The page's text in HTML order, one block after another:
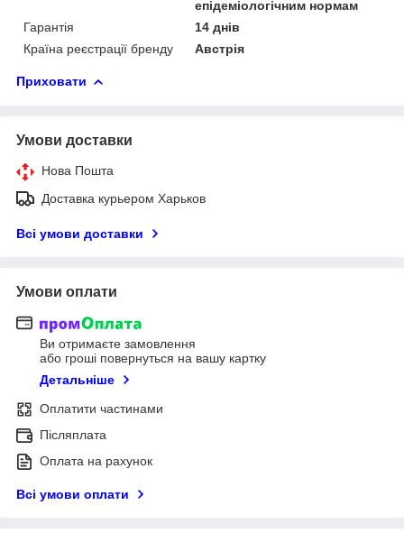
епідеміологічним нормам
Гарантія
14 днів
Країна реєстрації бренду
Австрія
Приховати
Умови доставки
Нова Пошта
Доставка курьером Харьков
Всі умови доставки
Умови оплати
Ви отримаєте замовлення
або гроші повернуться на вашу картку
Детальніше
Оплатити частинами
Післяплата
Оплата на рахунок
Всі умови оплати